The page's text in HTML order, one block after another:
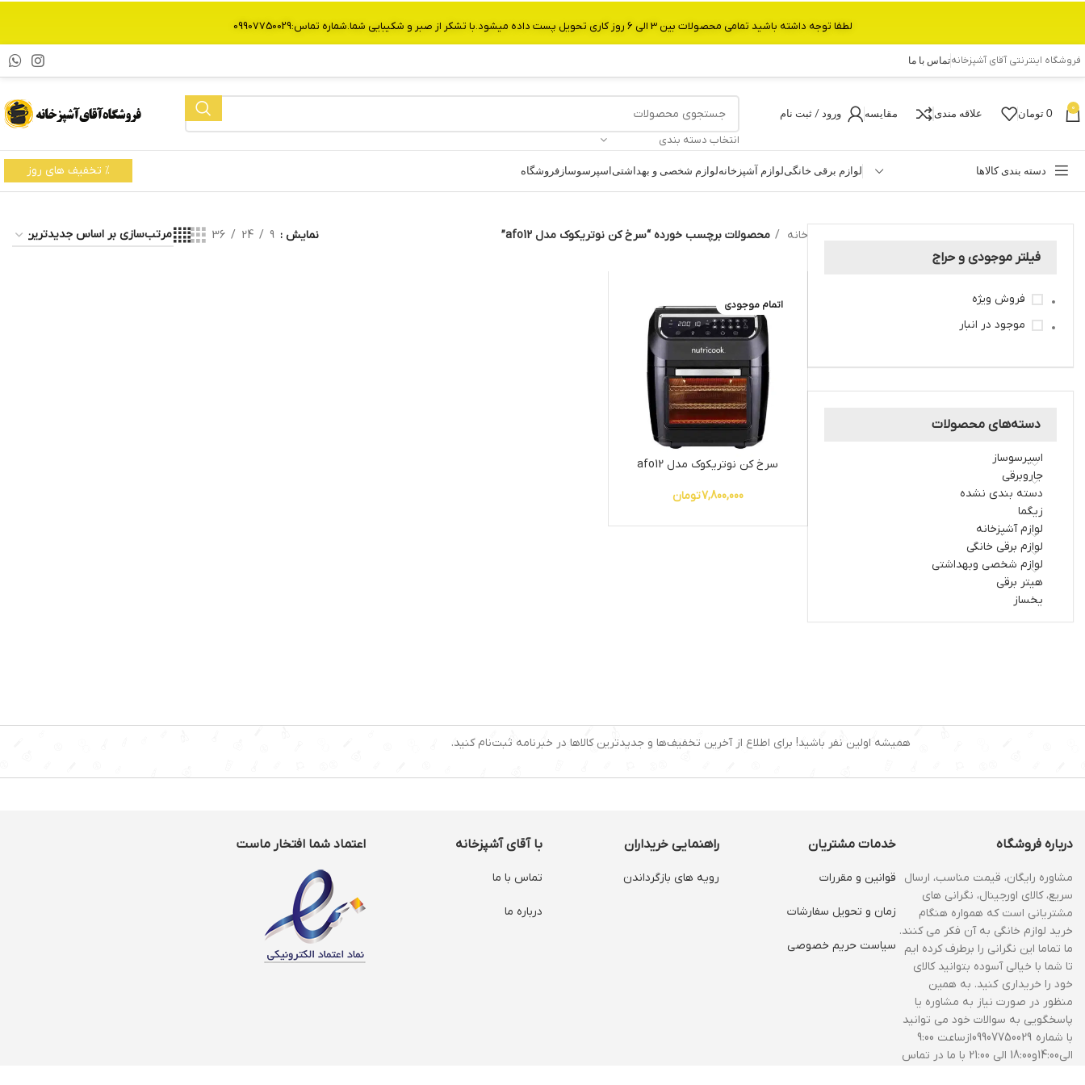
فروشگاه اینترنتی آقای آشپزخانهتماس با ما
0
0 تومان علاقه مندی مقایسه ورود / ثبت نام
انتخاب دسته بندی
دسته بندی کالاها لوازم برقی خانگیلوازم آشپزخانهلوازم شخصی و بهداشتی اسپرسوساز فروشگاه % تخفیف های روز
فیلتر موجودی و حراج
فروش ویژه
موجود در انبار
دسته‌های محصولات
اسپرسوساز
جاروبرقی
دسته بندی نشده
زیگما
لوازم آشپزخانه
لوازم برقی خانگی
لوازم شخصی وبهداشتی
هیتر برقی
یخساز
خانه محصولات برچسب خورده “سرخ کن نوتریکوک مدل afo12” نمایش 9
24
36
اتمام موجودی
سرخ کن نوتریکوک مدل afo12
7,800,000تومان
همیشه اولین نفر باشید! برای اطلاع از آخرین تخفیف‌ها و جدیدترین کالاها در خبرنامه ثبت‌نام کنید.
درباره فروشگاه
مشاوره رایگان، قیمت مناسب، ارسال
سریع، کالای اورجینال، نگرانی های
مشتریانی است که همواره هنگام
خرید لوازم خانگی به آن فکر می کنند.
ما تماما این نگرانی را برطرف کرده ایم
تا شما با خیالی آسوده بتوانید کالای
خود را خریداری کنید. به همین
منظور در صورت نیاز به مشاوره یا
پاسخگویی به سوالات خود می توانید
با شماره 09907750029ازساعت 9:00
الی14:00و18:00 الی 21:00 با ما در تماس
خدمات مشتریان
قوانین و مقررات
زمان و‌ تحویل سفارشات
سیاست حریم خصوصی
راهنمایی خریداران
رویه های بازگرداندن
با آقای آشپزخانه
تماس با ما
درباره ما
اعتماد شما افتخار ماست
لطفا توجه داشته باشید تمامی محصولات بین 3 الی 6 روز کاری تحویل پست داده میشود.با تشکر از صبر و شکیبایی شما.شماره تماس:09907750029